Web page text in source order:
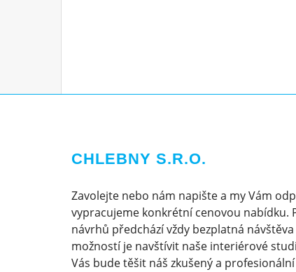
CHLEBNY S.R.O.
Zavolejte nebo nám napište a my Vám
vypracujeme konkrétní cenovou nabídku.
návrhů předchází vždy bezplatná
možností je navštívit naše interiérové
Vás bude těšit náš zkušený a